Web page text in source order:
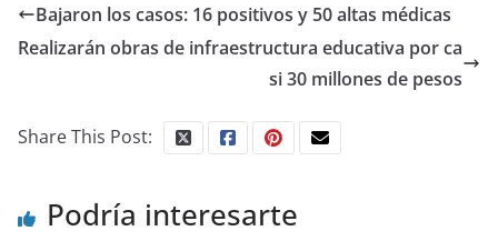
Bajaron los casos: 16 positivos y 50 altas médicas
Realizarán obras de infraestructura educativa por ca
si 30 millones de pesos
Share This Post:
Podría interesarte